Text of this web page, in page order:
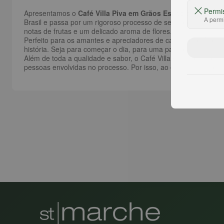
Apresentamos o Café Villa Piva em Grãos Especial 1Kg,
Brasil e passa por um rigoroso processo de seleção e
notas de frutas e um delicado aroma de flores.
Perfeito para os amantes e apreciadores de café, cada
história. Seja para começar o dia, para uma pausa no meio
Além de toda a qualidade e sabor, o Café Villa Piva valoriza
pessoas envolvidas no processo. Por isso, ao escolher o
A